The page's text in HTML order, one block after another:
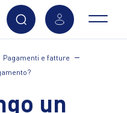
Pagamenti e fatture
un